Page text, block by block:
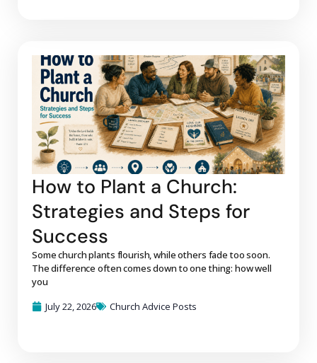
How to Plant a Church:
Strategies and Steps for
Success
Some church plants flourish, while others fade too soon.
The difference often comes down to one thing: how well
you
July 22, 2026
Church Advice Posts